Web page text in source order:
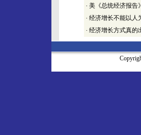
· 美《总统经济报告
· 经济增长不能以人
· 经济增长方式真的